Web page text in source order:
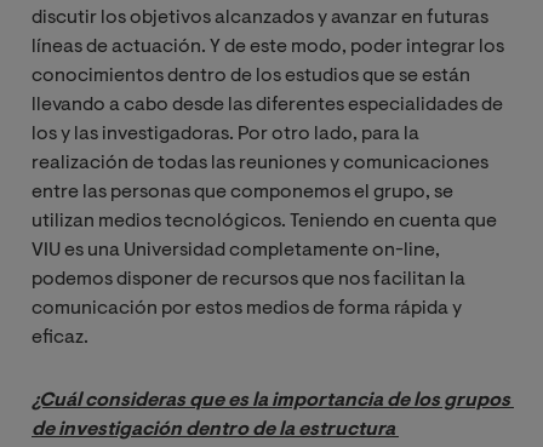
discutir los objetivos alcanzados y avanzar en futuras
líneas de actuación. Y de este modo, poder integrar los
conocimientos dentro de los estudios que se están
llevando a cabo desde las diferentes especialidades de
los y las investigadoras. Por otro lado, para la
realización de todas las reuniones y comunicaciones
entre las personas que componemos el grupo, se
utilizan medios tecnológicos. Teniendo en cuenta que
VIU es una Universidad completamente on-line,
podemos disponer de recursos que nos facilitan la
comunicación por estos medios de forma rápida y
eficaz.
¿Cuál consideras que es la importancia de los grupos
de investigación dentro de la estructura